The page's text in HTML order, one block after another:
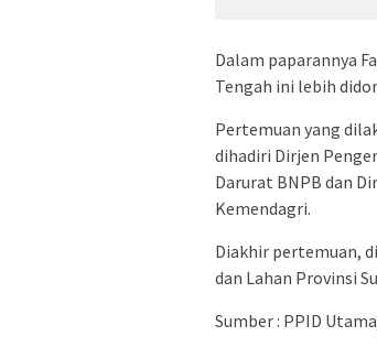
Dalam paparannya
Tengah ini lebih
Pertemuan yang
dihadiri Dirjen
Darurat BNPB dan
Kemendagri.
Diakhir pertemuan,
dan Lahan Provinsi
Sumber : PPID